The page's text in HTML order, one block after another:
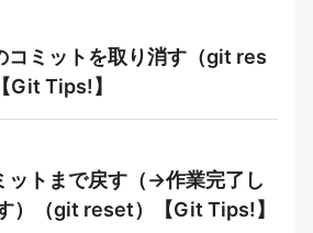
コミットを取り消す（git res
Tips!】
ットまで戻す（→作業完了し
）（git reset）【Git Tips!】